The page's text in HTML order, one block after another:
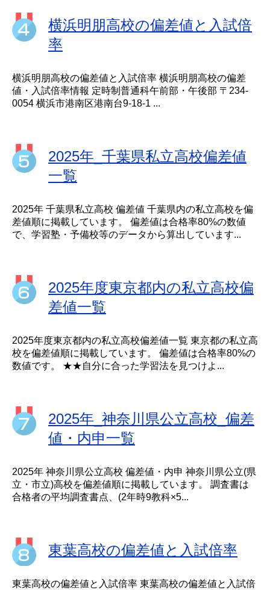
横浜明朋高校の偏差値と入試倍
率
横浜明朋高校の偏差値と入試倍率 横浜明朋高校の偏差
値・入試倍率情報 定時制普通科午前部・午後部 〒234-
0054 横浜市港南区港南台9-18-1 ...
2025年_千葉県私立高校偏差値
一覧
2025年 千葉県私立高校 偏差値 千葉県内の私立高校を偏
差値順に掲載しています。 偏差値は合格率80%の数値
で、学習塾・予備校等のデータから算出しています...
2025年度東京都内の私立高校偏
差値一覧
2025年度東京都内の私立高校偏差値一覧 東京都の私立高
校を偏差値順に掲載しています。 偏差値は合格率80%の
数値です。 ★★自分に合った学習法を見つけよ...
2025年_神奈川県公立高校_偏差
値・内申一覧
2025年 神奈川県公立高校 偏差値・内申 神奈川県公立(県
立・市立)高校を偏差値順に掲載しています。 調査書は
合格者の平均調査書点、(2年時9教科×5...
東葉高校の偏差値と入試倍率
東葉高校の偏差値と入試倍率 東葉高校の偏差値と入試倍